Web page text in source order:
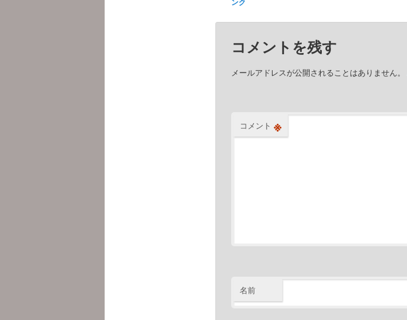
コメントを残す
メールアドレスが公開されることはありません。
コメント ※
名前